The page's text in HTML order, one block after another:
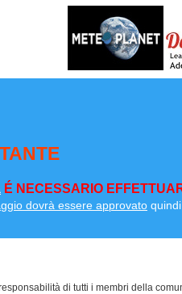
É NECESSARIO
dovrà essere approvato quindi
di tutti i membri della